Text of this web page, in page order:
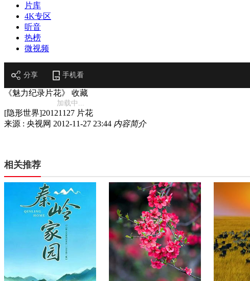
片库
4K专区
听音
热榜
微视频
分享 手机看
《魅力纪录片花》 收藏
加载中...
[隐形世界]20121127 片花
来源 : 央视网 2012-11-27 23:44 内容简介
相关推荐